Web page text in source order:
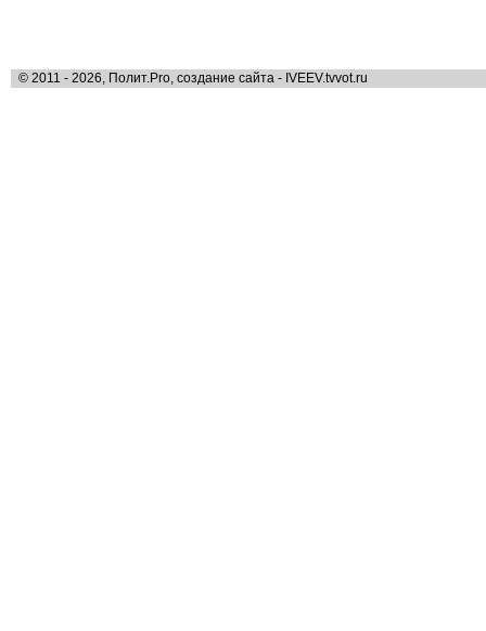
© 2011 - 2026, Полит.Pro, создание сайта - IVEEV.tvvot.ru